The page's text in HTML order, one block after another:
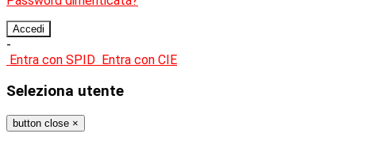
-
Entra con SPID Entra con CIE
Seleziona utente
button close ×